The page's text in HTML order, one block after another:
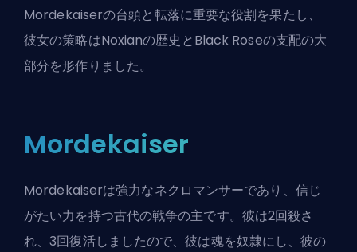
Mordekaiserの台頭と転落に重要な役割を果たし、
彼女の策略はNoxianの歴史とBlack Roseの支配の大
部分を形作りました。
Mordekaiser
Mordekaiserは強力なネクロマンサーであり、信じ
がたい力を持つ古代の戦争の主です。彼は2回殺さ
れ、3回復活しましたので、彼は魂を奴隷にし、彼の